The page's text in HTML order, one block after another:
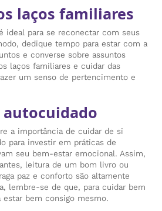
laços familiares
ideal para se reconectar com seus
dedique tempo para estar com a
e converse sobre assuntos
laços familiares e cuidar das
um senso de pertencimento e
autocuidado
a importância de cuidar de si
para investir em práticas de
seu bem-estar emocional. Assim,
leitura de um bom livro ou
paz e conforto são altamente
lembre-se de que, para cuidar bem
bem consigo mesmo.